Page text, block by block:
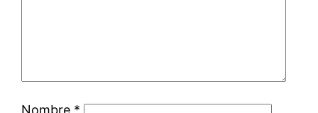
Nombre *